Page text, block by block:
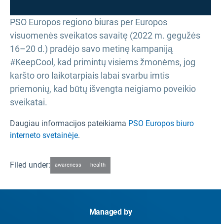
PSO Europos regiono biuras per Europos
visuomenės sveikatos savaitę (2022 m. gegužės
16–20 d.) pradėjo savo metinę kampaniją
#KeepCool, kad primintų visiems žmonėms, jog
karšto oro laikotarpiais labai svarbu imtis
priemonių, kad būtų išvengta neigiamo poveikio
sveikatai.
Daugiau informacijos pateikiama PSO Europos biuro
interneto svetainėje.
Filed under: awareness health
Managed by